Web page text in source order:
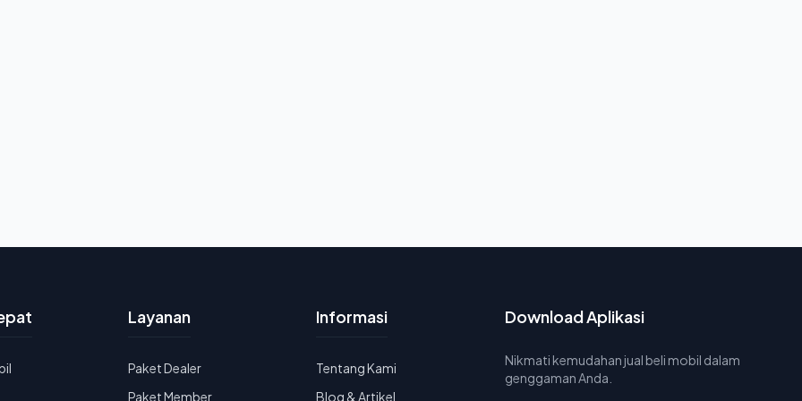
Layanan
Paket Dealer
Paket Member
Informasi
Tentang Kami
Blog & Artikel
Download Aplikasi
Nikmati kemudahan jual beli mobil dalam
genggaman Anda.